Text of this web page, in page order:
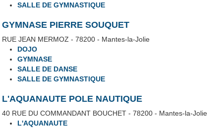
SALLE DE GYMNASTIQUE
GYMNASE PIERRE SOUQUET
RUE JEAN MERMOZ - 78200 - Mantes-la-Jolie
DOJO
GYMNASE
SALLE DE DANSE
SALLE DE GYMNASTIQUE
L'AQUANAUTE POLE NAUTIQUE
40 RUE DU COMMANDANT BOUCHET - 78200 - Mantes-la-Jolie
L'AQUANAUTE